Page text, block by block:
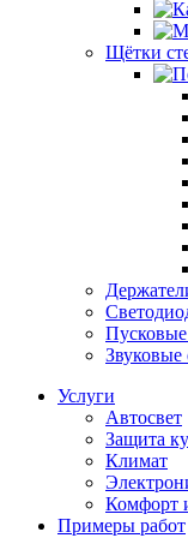
Щётки
Пусковые
Звуковые
Услуги
Автосвет
Защита
Климат
Комфорт
Примеры работ